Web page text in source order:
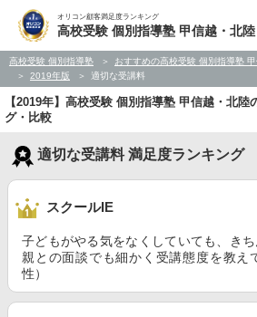
オリコン顧客満足度ランキング
高校受験 個別指導塾 甲信越・北陸
高校受験 個別指導塾
おすすめの高校受験 個別指導塾
2019年版
適切な受講料
【2019年】高校受験 個別指導塾 甲信越・北
グ・比較
適切な受講料 満足度ランキング
スクールIE
子どもがやる気をなくしていても、きち
親との面談でも細かく受講態度を教え
性）